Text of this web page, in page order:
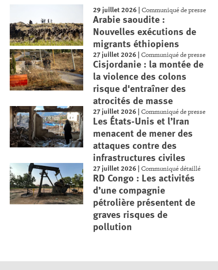
29 juillet 2026 |Communiqué de presse
Arabie saoudite :
Nouvelles exécutions de
migrants éthiopiens
27 juillet 2026 |Communiqué de presse
Cisjordanie : la montée de
la violence des colons
risque d'entraîner des
atrocités de masse
27 juillet 2026 |Communiqué de presse
Les États-Unis et l’Iran
menacent de mener des
attaques contre des
infrastructures civiles
27 juillet 2026 |Communiqué détaillé
RD Congo : Les activités
d’une compagnie
pétrolière présentent de
graves risques de
pollution